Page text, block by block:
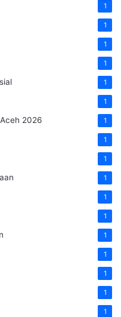
1
1
1
1
1
1
2026 1
1
1
1
1
1
1
1
1
1
1